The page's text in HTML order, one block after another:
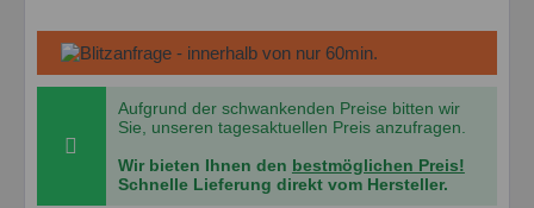
Aufgrund der schwankenden Preise bitten wir
Sie, unseren tagesaktuellen Preis anzufragen.
Wir bieten Ihnen den bestmöglichen Preis!
Schnelle Lieferung direkt vom Hersteller.